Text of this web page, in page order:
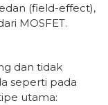
(field-effect),
MOSFET.
dan tidak
seperti pada
utama: